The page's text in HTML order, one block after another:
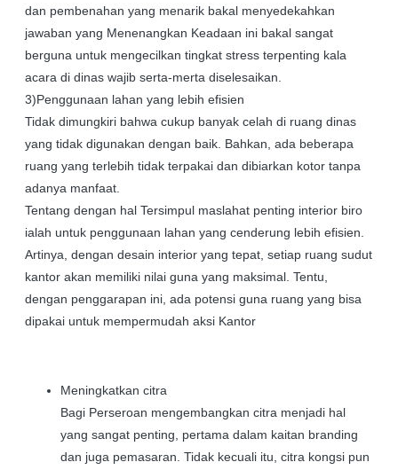
dan pembenahan yang menarik bakal menyedekahkan
jawaban yang Menenangkan Keadaan ini bakal sangat
berguna untuk mengecilkan tingkat stress terpenting kala
acara di dinas wajib serta-merta diselesaikan.
3)Penggunaan lahan yang lebih efisien
Tidak dimungkiri bahwa cukup banyak celah di ruang dinas
yang tidak digunakan dengan baik. Bahkan, ada beberapa
ruang yang terlebih tidak terpakai dan dibiarkan kotor tanpa
adanya manfaat.
Tentang dengan hal Tersimpul maslahat penting interior biro
ialah untuk penggunaan lahan yang cenderung lebih efisien.
Artinya, dengan desain interior yang tepat, setiap ruang sudut
kantor akan memiliki nilai guna yang maksimal. Tentu,
dengan penggarapan ini, ada potensi guna ruang yang bisa
dipakai untuk mempermudah aksi Kantor
Meningkatkan citra
Bagi Perseroan mengembangkan citra menjadi hal
yang sangat penting, pertama dalam kaitan branding
dan juga pemasaran. Tidak kecuali itu, citra kongsi pun